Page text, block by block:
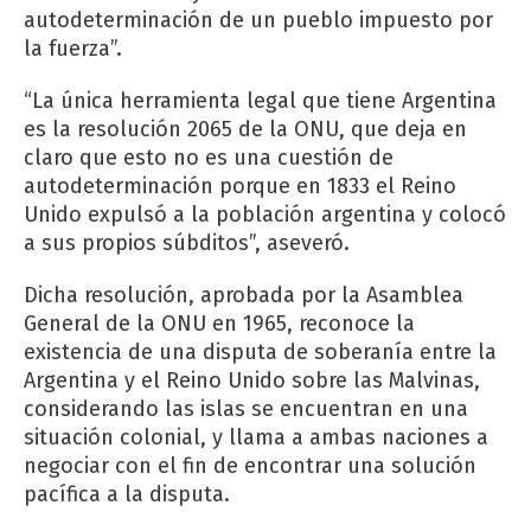
autodeterminación de un pueblo impuesto por
la fuerza”.
“La única herramienta legal que tiene Argentina
es la resolución 2065 de la ONU, que deja en
claro que esto no es una cuestión de
autodeterminación porque en 1833 el Reino
Unido expulsó a la población argentina y colocó
a sus propios súbditos”, aseveró.
Dicha resolución, aprobada por la Asamblea
General de la ONU en 1965, reconoce la
existencia de una disputa de soberanía entre la
Argentina y el Reino Unido sobre las Malvinas,
considerando las islas se encuentran en una
situación colonial, y llama a ambas naciones a
negociar con el fin de encontrar una solución
pacífica a la disputa.